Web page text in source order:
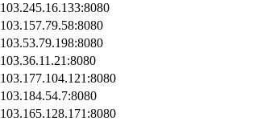
103.245.16.133:8080
103.157.79.58:8080
103.53.79.198:8080
103.36.11.21:8080
103.177.104.121:8080
103.184.54.7:8080
103.165.128.171:8080